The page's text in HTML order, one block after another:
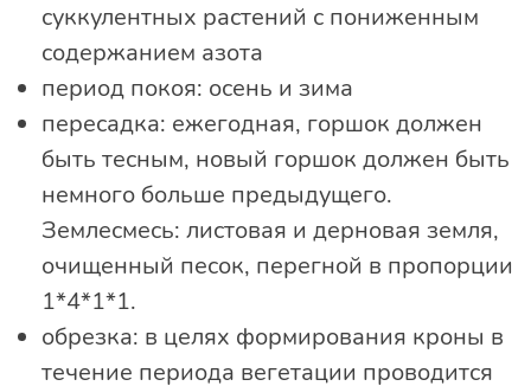
суккулентных растений с пониженным
содержанием азота
период покоя: осень и зима
пересадка: ежегодная, горшок должен
быть тесным, новый горшок должен быть
немного больше предыдущего.
Землесмесь: листовая и дерновая земля,
очищенный песок, перегной в пропорции
1*4*1*1.
обрезка: в целях формирования кроны в
течение периода вегетации проводится